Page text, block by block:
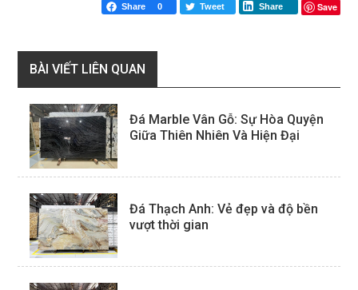
Share 0 Tweet Share Save
BÀI VIẾT LIÊN QUAN
Đá Marble Vân Gỗ: Sự Hòa Quyện
Giữa Thiên Nhiên Và Hiện Đại
Đá Thạch Anh: Vẻ đẹp và độ bền
vượt thời gian